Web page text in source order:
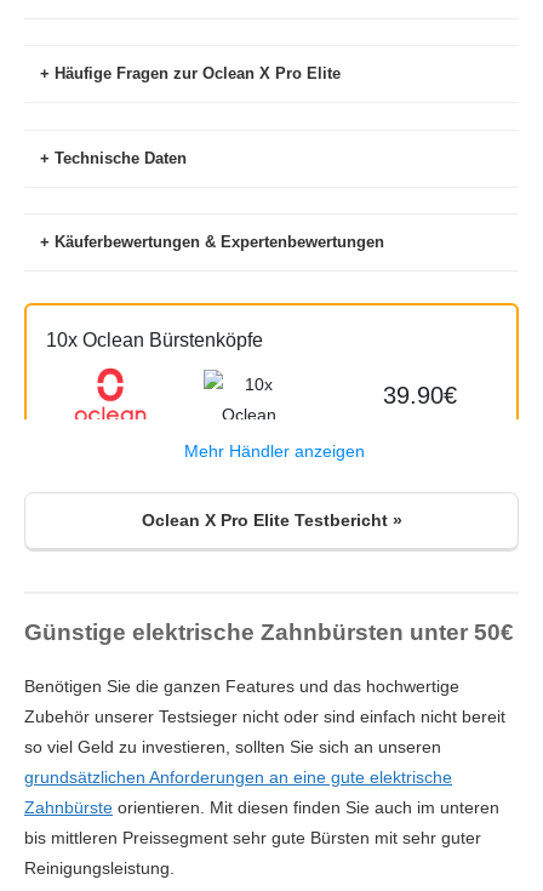
Häufige Fragen zur Oclean X Pro Elite
dauert der Ladevorgang?
Gibt es die Oclean X Pro Elite auch mit einem 2.
Welche Bürstenköpfe kann ich verwenden?
Technische Daten
App-Unterstützung Ja
Bürstenkopf
Ja (farbig)
Folgekosten Gering
Reinigungsleistung
Massage, Aufhellen
Timer Ja
Technologie Schallzahnbürste
Käuferbewertungen & Expertenbewertungen
otto.de
ebay.de 5 (20)
10x Oclean Bürstenköpfe
39.90€
Oclean X Pro, Smart Sonic, elektrische
Schallzahnbürste, 3 Putzprogramme mit Weißning,
kabelloses Schnellladen für 30-Tage-Nutzung, Anti-
51.00€
3 NEU ab 51.00€
Amazon.de
Oclean X Pro Elite Elektrische Zahnbürste mit 6
Bürstenköpfe & Reiseetui, Schallzahnbürste mit
Farbdisplay, Ultraleise Putzerfahrung, 35 Tage
Akkulaufzeit,...
65.77€
109.99€
3 NEU ab 65.77€
Amazon price updated:
Mehr Händler anzeigen
Oclean X Pro Elite Testbericht »
Günstige elektrische Zahnbürsten unter 50€
Benötigen Sie die ganzen Features und das hochwertige
Zubehör unserer Testsieger nicht oder sind einfach nicht bereit
so viel Geld zu investieren, sollten Sie sich an unseren
grundsätzlichen Anforderungen an eine gute elektrische
Zahnbürste orientieren. Mit diesen finden Sie auch im unteren
bis mittleren Preissegment sehr gute Bürsten mit sehr guter
Reinigungsleistung.